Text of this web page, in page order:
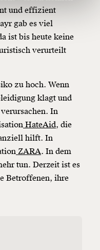
€
verschenken.
welche Du
und verschenken
Weiter
1/3
und effizient
gab es viel
ist bis heute keine
verurteilt
zu hoch. Wenn
klagt und
In
HateAid, die
hilft. In
ZARA. In dem
tun. Derzeit ist es
Betroffenen, ihre